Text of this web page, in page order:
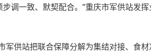
调一致、默契配合。”重庆市军供站发
军供站把联合保障分解为集结对接、食